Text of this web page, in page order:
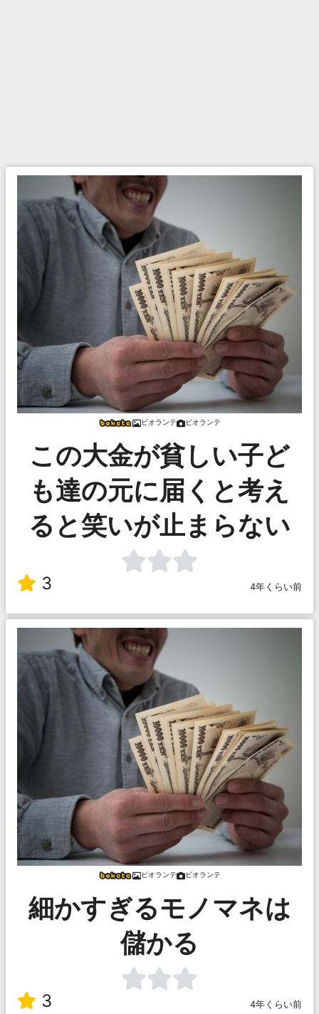
ビオランテ ビオランテ
この大金が貧しい子ど
も達の元に届くと考え
ると笑いが止まらない
3 4年くらい前
ビオランテ ビオランテ
細かすぎるモノマネは
儲かる
3 4年くらい前